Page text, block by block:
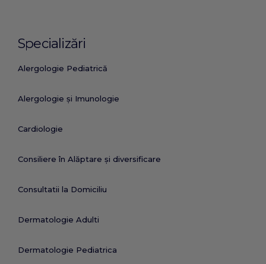
Specializări
Alergologie Pediatrică
Alergologie și Imunologie
Cardiologie
Consiliere în Alăptare și diversificare
Consultatii la Domiciliu
Dermatologie Adulti
Dermatologie Pediatrica